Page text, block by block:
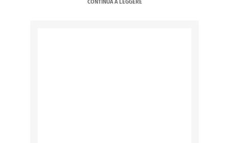
CONTINUA A LEGGERE